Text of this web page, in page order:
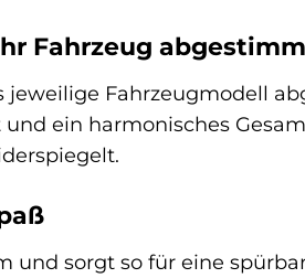
Fahrzeug
Fahrzeugmodell
ein harmonisches
und sorgt so für eine